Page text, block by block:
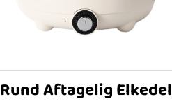
Rund Aftagelig Elkedel